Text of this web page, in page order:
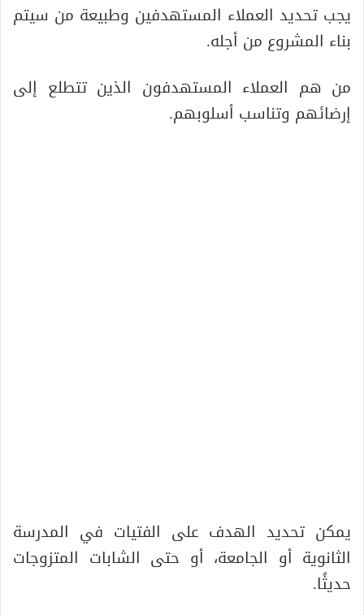
يجب تحديد العملاء المستهدفين وطبيعة من سيتم
بناء المشروع من أجله.
من هم العملاء المستهدفون الذين تتطلع إلى
إرضائهم وتناسب أسلوبهم.
يمكن تحديد الهدف على الفتيات في المدرسة
الثانوية أو الجامعة، أو حتى الشابات المتزوجات
حديثًا.